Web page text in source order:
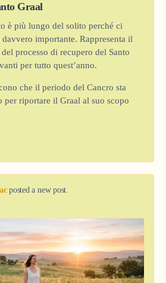
Graal
è più lungo del solito perché ci
davvero importante. Rappresenta il
processo di recupero del Santo
per tutto quest’anno.
che il periodo del Cancro sta
riportare il Graal al suo scopo
posted a new post.